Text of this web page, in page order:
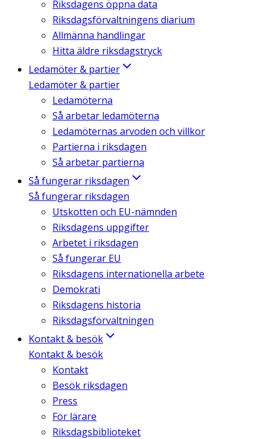
Riksdagens öppna data
Riksdagsförvaltningens diarium
Allmänna handlingar
Hitta äldre riksdagstryck
Ledamöter & partier
Ledamöter & partier
Ledamöterna
Så arbetar ledamöterna
Ledamöternas arvoden och villkor
Partierna i riksdagen
Så arbetar partierna
Så fungerar riksdagen
Så fungerar riksdagen
Utskotten och EU-nämnden
Riksdagens uppgifter
Arbetet i riksdagen
Så fungerar EU
Riksdagens internationella arbete
Demokrati
Riksdagens historia
Riksdagsförvaltningen
Kontakt & besök
Kontakt & besök
Kontakt
Besök riksdagen
Press
För lärare
Riksdagsbiblioteket